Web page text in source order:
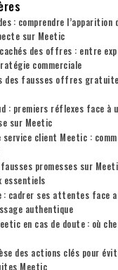
: comprendre l’apparition
sur Meetic
des offres : entre
commerciale
des fausses offres
: premiers réflexes face à
sur Meetic
service client Meetic :
promesses sur
essentiels
: cadrer ses attentes face
authentique
en cas de doute : où
des actions clés pour
Meetic